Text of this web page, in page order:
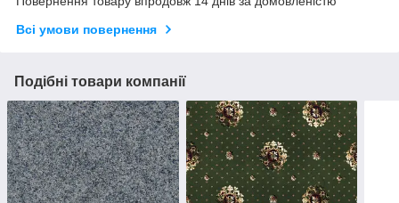
Всі умови повернення
Подібні товари компанії